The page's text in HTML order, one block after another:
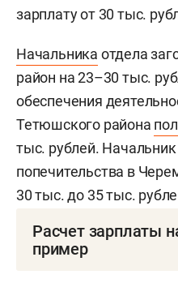
зарплату от 30 тыс.
Начальника отдела
район на 23–30 тыс.
обеспечения
Тетюшского района
тыс. рублей.
попечительства в
30 тыс. до 35 тыс.
Расчет зарплаты
пример